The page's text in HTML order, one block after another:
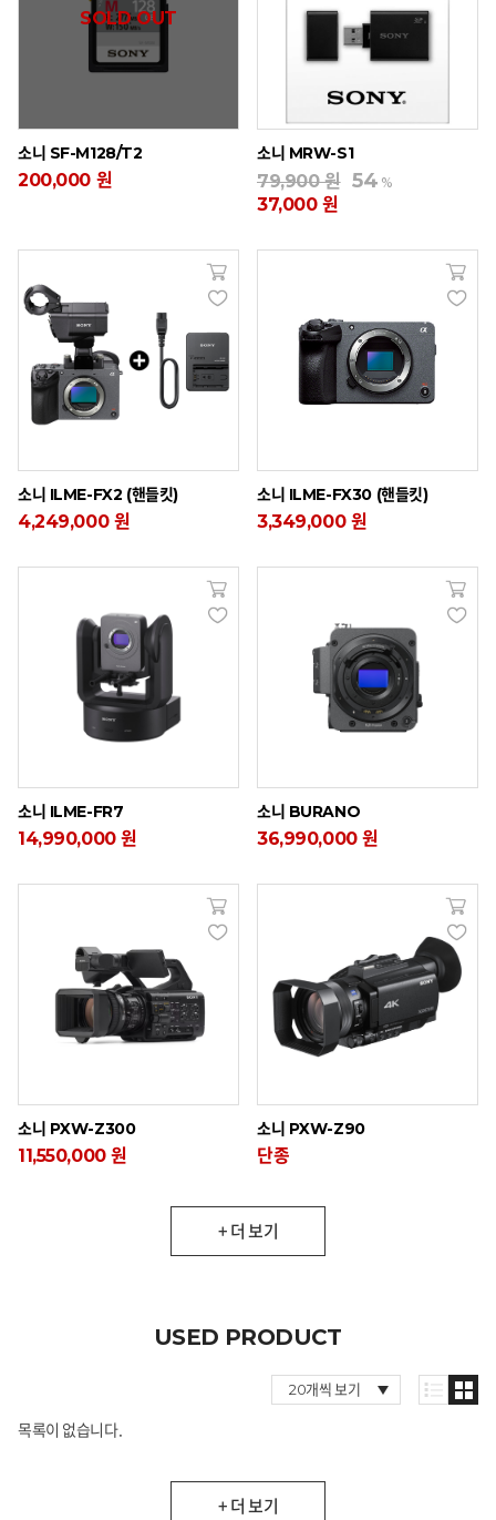
SOLD OUT
소니 SF-M128/T2
200,000 원
소니 MRW-S1
79,900 원 54 %
37,000 원
소니 ILME-FX2 (핸들킷)
4,249,000 원
소니 ILME-FX30 (핸들킷)
3,349,000 원
소니 ILME-FR7
14,990,000 원
소니 BURANO
36,990,000 원
소니 PXW-Z300
11,550,000 원
소니 PXW-Z90
단종
+ 더 보기
USED PRODUCT
목록이 없습니다.
+ 더 보기